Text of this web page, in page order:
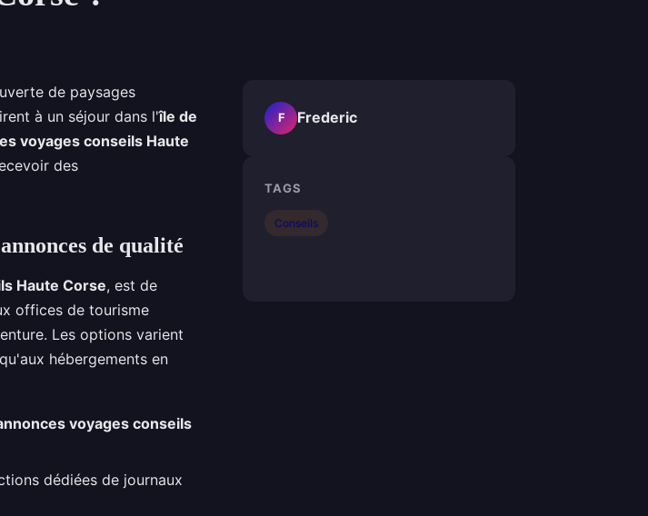
de paysages
à un séjour dans l'île de
voyages conseils Haute
des
de qualité
Haute Corse, est de
offices de tourisme
Les options varient
hébergements en
voyages conseils
dédiées de journaux
F Frederic
TAGS
Conseils